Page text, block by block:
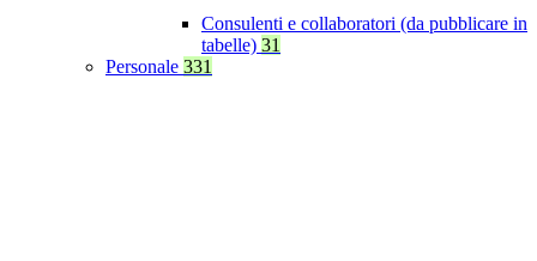
Consulenti e collaboratori (da pubblicare in
tabelle) 31
Personale 331